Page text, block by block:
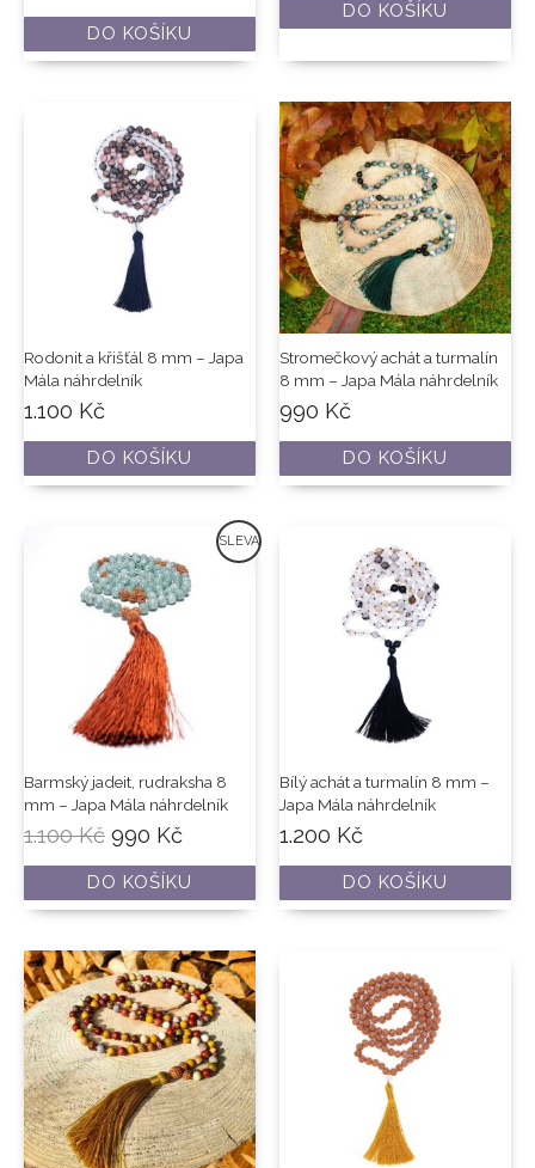
DO KOŠÍKU
DO KOŠÍKU
Rodonit a křišťál 8 mm – Japa
Mála náhrdelník
1.100 Kč
DO KOŠÍKU
Stromečkový achát a turmalín
8 mm – Japa Mála náhrdelník
990 Kč
DO KOŠÍKU
SLEVA
Barmský jadeit, rudraksha 8
mm – Japa Mála náhrdelník
1.100Kč
cena
byla:
1.100 Kč.
990 Kč
Aktuální
cena
je:
990 Kč.
DO KOŠÍKU
Bílý achát a turmalín 8 mm –
Japa Mála náhrdelník
1.200 Kč
DO KOŠÍKU